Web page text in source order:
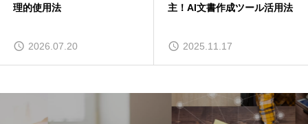
理的使用法
2026.07.20
主！AI文書作成ツール活用法
2025.11.17